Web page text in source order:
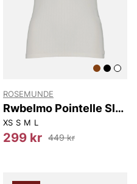
ROSEMUNDE
Rwbelmo Pointelle Sl
Boxer Top
XS S M L
299 kr 449 kr